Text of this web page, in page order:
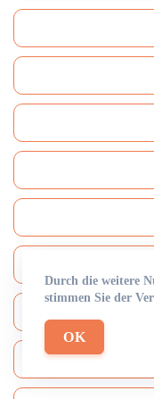
Durch die weitere
stimmen Sie der
OK